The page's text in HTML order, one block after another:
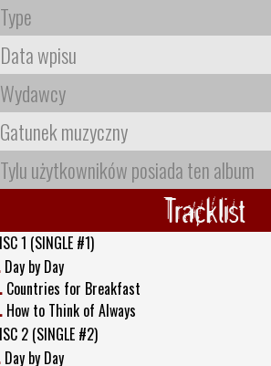
Type
Data wpisu
Wydawcy
Gatunek muzyczny
Tylu użytkowników posiada ten album
Tracklist
1 (SINGLE #1)
Day by Day
Countries for Breakfast
How to Think of Always
2 (SINGLE #2)
Day by Day